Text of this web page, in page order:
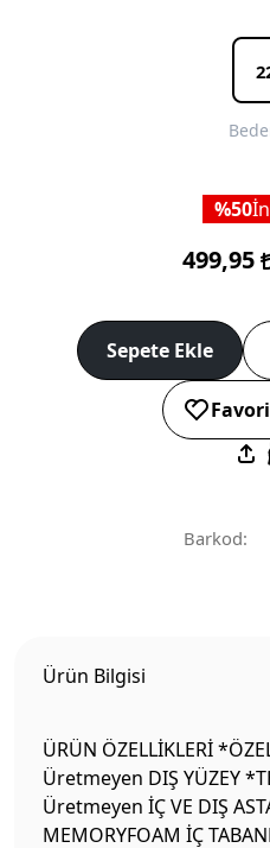
50
499,95
Sepete Ekle
Barkod:
Ürün Bilgisi
ÜRÜN ÖZELLİKLERİ
Üretmeyen DIŞ YÜZEY
Üretmeyen İÇ VE DIŞ
MEMORYFOAM İÇ